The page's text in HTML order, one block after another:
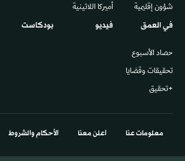
شؤون إقليمية أميركا اللاتينية
في العمق
حصاد الأسبوع
تحقيقات وقضايا
+تحقيق
فيديو بودكاست
معلومات عنا اعلن معنا الأحكام والشروط